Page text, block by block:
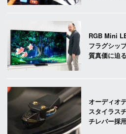
RGB Mini
フラグシッ
質真価に迫る
オーディオ
スタイラス
チレバー採